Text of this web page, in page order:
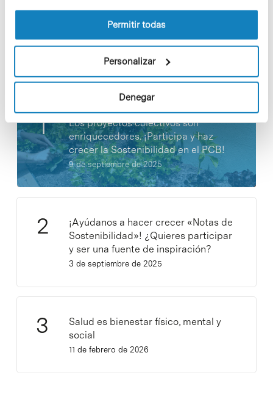
la Política de cookies del sitio web.
Permitir todas
Personalizar
Denegar
Noticias más vistas
Los proyectos colectivos son
enriquecedores. ¡Participa y haz
crecer la Sostenibilidad en el PCB!
9 de septiembre de 2025
¡Ayúdanos a hacer crecer «Notas de
Sostenibilidad»! ¿Quieres participar
y ser una fuente de inspiración?
3 de septiembre de 2025
Salud es bienestar físico, mental y
social
11 de febrero de 2026